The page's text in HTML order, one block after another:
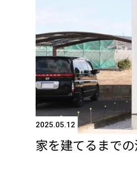
2025.05.12
家を建てるまで